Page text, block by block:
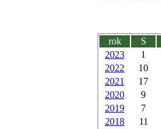
rok S
2023
1
2022
10
2021
17
2020
9
2019
7
2018
11